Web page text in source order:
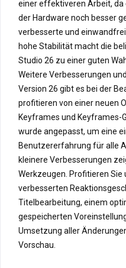
einer effektiveren Arbeit, da
der Hardware noch besser
verbesserte und
hohe Stabilität macht die
Studio 26 zu einer guten
Weitere Verbesserungen
Version 26 gibt es bei der
profitieren von einer neuen
Keyframes und Keyframes-
wurde angepasst, um eine
Benutzererfahrung für alle
kleinere Verbesserungen
Werkzeugen. Profitieren
verbesserten
Titelbearbeitung, einem
gespeicherten
Umsetzung aller
Vorschau.